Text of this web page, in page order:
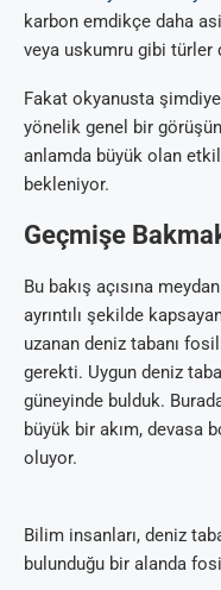
karbon emdikçe daha
veya uskumru gibi türler
Fakat okyanusta
yönelik genel bir
anlamda büyük olan
bekleniyor.
Geçmişe
Bu bakış açısına
ayrıntılı şekilde
uzanan deniz tabanı
gerekti. Uygun deniz
güneyinde bulduk.
büyük bir akım, devasa
oluyor.
Bilim insanları, deniz
bulunduğu bir alanda